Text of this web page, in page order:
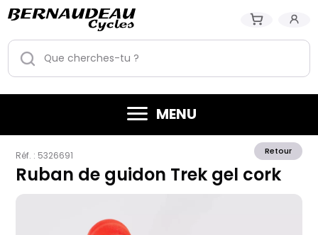
MENU
Retour
Réf. : 5326691
Ruban de guidon Trek gel cork